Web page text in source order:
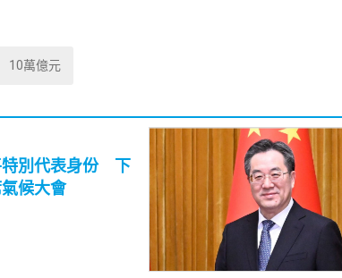
10萬億元
特別代表身份 下
候大會